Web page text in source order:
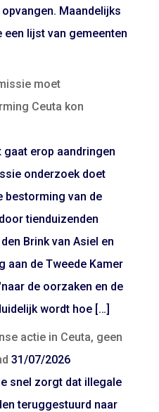
Maandelijks
lijst van gemeenten
moet
Ceuta kon
gaat erop aandringen
onderzoek doet
bestorming van de
tienduizenden
Brink van Asiel en
aan de Tweede Kamer
de oorzaken en de
wordt hoe […]
actie in Ceuta, geen
31/07/2026
snel zorgt dat illegale
teruggestuurd naar